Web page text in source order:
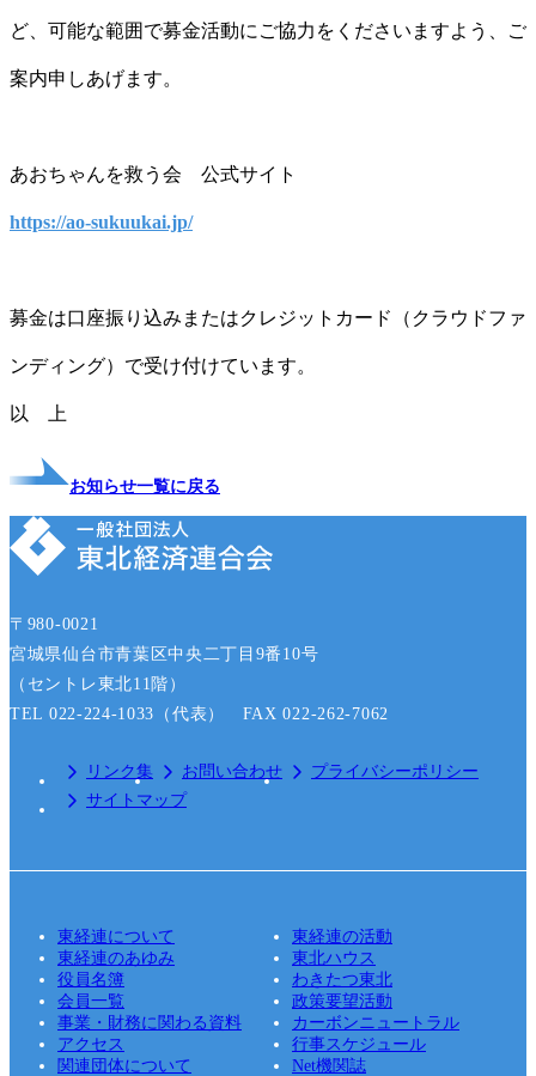
ど、可能な範囲で募金活動にご協力をくださいますよう、ご
案内申しあげます。
あおちゃんを救う会 公式サイト
https://ao-sukuukai.jp/
募金は口座振り込みまたはクレジットカード（クラウドファ
ンディング）で受け付けています。
以 上
お知らせ一覧に戻る
〒980-0021
宮城県仙台市青葉区中央二丁目9番10号
（セントレ東北11階）
TEL 022-224-1033（代表） FAX 022-262-7062
リンク集 お問い合わせ
プライバシーポリシー
サイトマップ
東経連について
東経連の活動
東経連のあゆみ
東北ハウス
役員名簿
わきたつ東北
会員一覧
政策要望活動
事業・財務に関わる資料
カーボンニュートラル
アクセス
行事スケジュール
関連団体について
Net機関誌